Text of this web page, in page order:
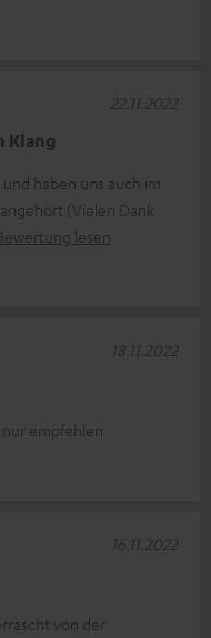
Klang
haben uns auch im
(Vielen Dank
lesen
22.11.2022
empfehlen
18.11.2022
von der
16.11.2022